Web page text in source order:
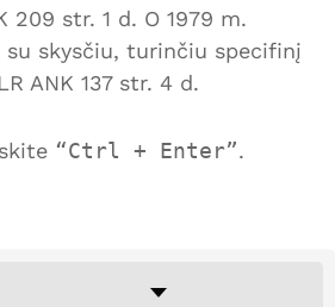
str. 1 d. O 1979 m.
skysčiu, turinčiu specifinį
ANK 137 str. 4 d.
Ctrl + Enter .